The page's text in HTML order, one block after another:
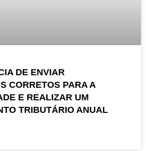
DE ENVIAR
CORRETOS PARA A
E REALIZAR UM
TRIBUTÁRIO ANUAL